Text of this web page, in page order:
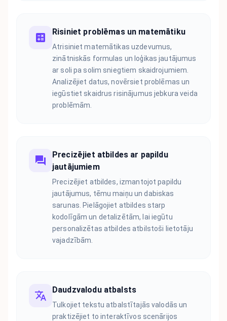
Risiniet problēmas un matemātiku
Atrisiniet matemātikas uzdevumus,
zinātniskās formulas un loģikas jautājumus
ar soli pa solim sniegtiem skaidrojumiem.
Analizējiet datus, novērsiet problēmas un
iegūstiet skaidrus risinājumus jebkura veida
problēmām.
Precizējiet atbildes ar papildu
jautājumiem
Precizējiet atbildes, izmantojot papildu
jautājumus, tēmu maiņu un dabiskas
sarunas. Pielāgojiet atbildes starp
kodolīgām un detalizētām, lai iegūtu
personalizētas atbildes atbilstoši lietotāju
vajadzībām.
Daudzvalodu atbalsts
Tulkojiet tekstu atbalstītajās valodās un
praktizējiet to interaktīvos scenārijos